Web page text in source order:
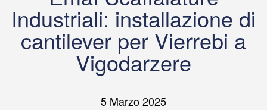
Industriali: installazione di
cantilever per Vierrebi a
Vigodarzere
5 Marzo 2025